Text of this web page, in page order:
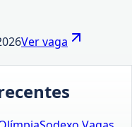
Ver vaga